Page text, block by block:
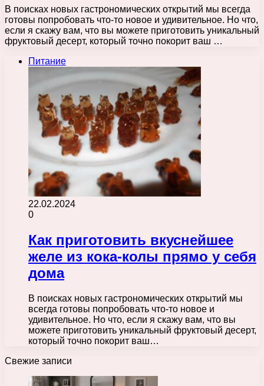
В поисках новых гастрономических открытий мы всегда
готовы попробовать что-то новое и удивительное. Но что,
если я скажу вам, что вы можете приготовить уникальный
фруктовый десерт, который точно покорит ваш …
Питание
22.02.2024
0
Как приготовить вкуснейшее
желе из кока-колы прямо у себя
дома
В поисках новых гастрономических открытий мы
всегда готовы попробовать что-то новое и
удивительное. Но что, если я скажу вам, что вы
можете приготовить уникальный фруктовый десерт,
который точно покорит ваш…
Свежие записи